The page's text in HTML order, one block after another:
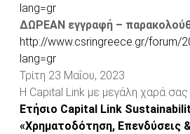
lang=gr
ΔΩΡΕΑΝ εγγραφή –
http://www.csringreece.gr/forum/
lang=gr
Τρίτη 23 Μαΐου, 2023
Η Capital Link με μεγάλη χαρά
Ετήσιο Capital Link
«Χρηματοδότηση, Επενδύσεις